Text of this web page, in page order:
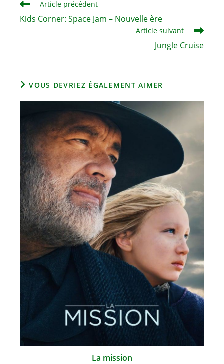
Read
more
articles
Article précédent
Kids Corner: Space Jam – Nouvelle ère
Article suivant
Jungle Cruise
VOUS DEVRIEZ ÉGALEMENT AIMER
La mission